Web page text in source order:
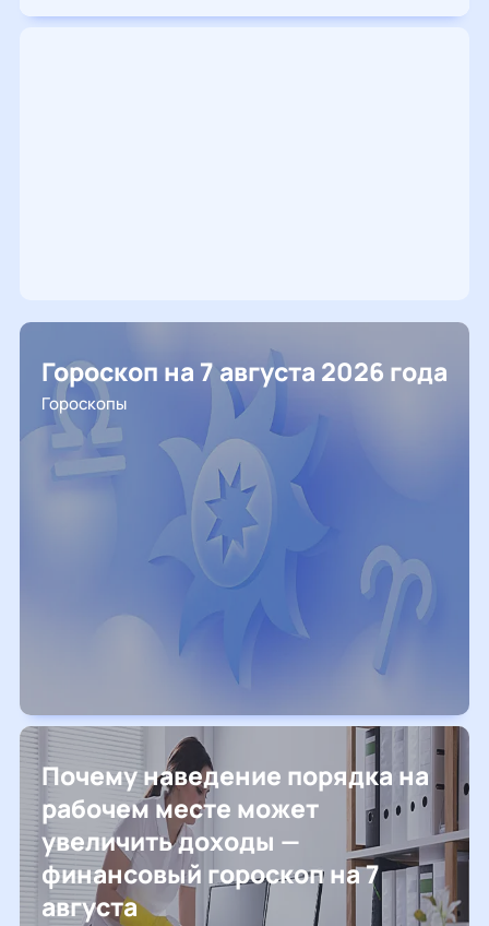
Гороскоп на 7 августа 2026 года
Гороскопы
Почему наведение порядка на
рабочем месте может
увеличить доходы —
финансовый гороскоп на 7
августа